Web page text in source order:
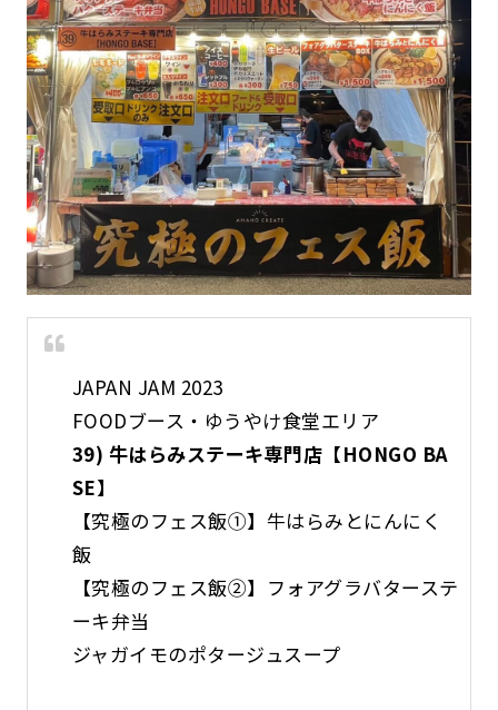
JAPAN JAM 2023
FOODブース・ゆうやけ食堂エリア
39) 牛はらみステーキ専門店【HONGO BA
SE】
【究極のフェス飯①】牛はらみとにんにく
飯
【究極のフェス飯②】フォアグラバターステ
ーキ弁当
ジャガイモのポタージュスープ